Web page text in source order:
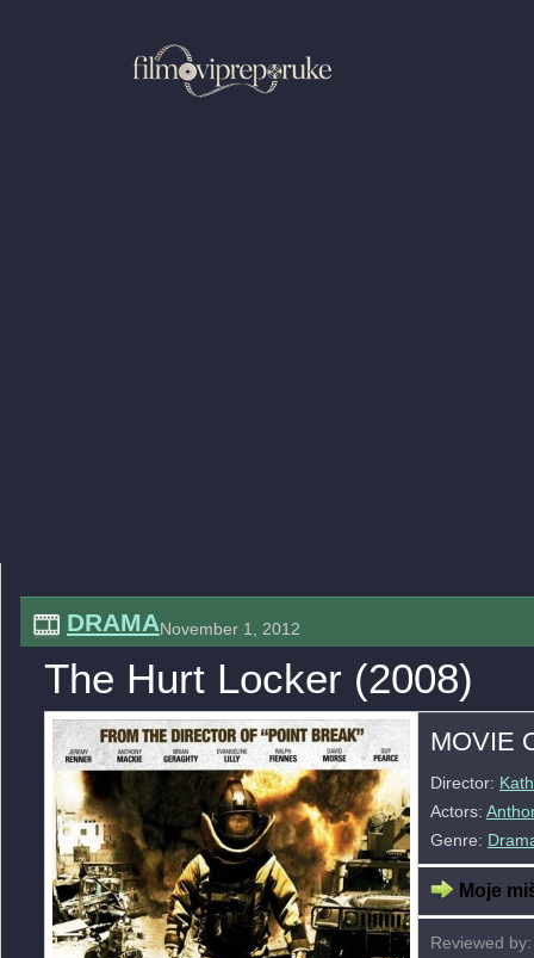
DRAMANovember 1, 2012
The Hurt Locker (2008)
MOVIE
Director:
Actors:
Genre:
Moje
Reviewed